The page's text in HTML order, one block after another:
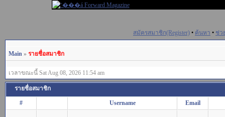
สมัครสมาชิก(Register) • ค้นหา • ช่ว
Main » รายชื่อสมาชิก
เวลาขณะนี้ Sat Aug 08, 2026 11:54 am
รายชื่อสมาชิก
# Username Email